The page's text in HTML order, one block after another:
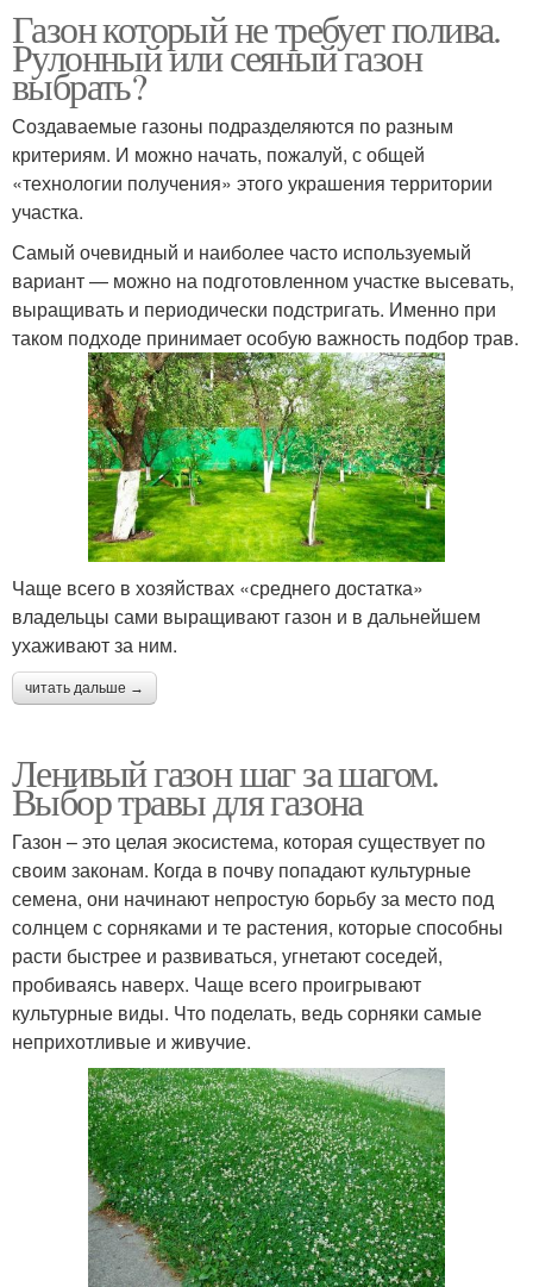
Газон который не требует полива.
Рулонный или сеяный газон
выбрать?
Создаваемые газоны подразделяются по разным
критериям. И можно начать, пожалуй, с общей
«технологии получения» этого украшения территории
участка.
Самый очевидный и наиболее часто используемый
вариант — можно на подготовленном участке высевать,
выращивать и периодически подстригать. Именно при
таком подходе принимает особую важность подбор трав.
Чаще всего в хозяйствах «среднего достатка»
владельцы сами выращивают газон и в дальнейшем
ухаживают за ним.
читать дальше →
Ленивый газон шаг за шагом.
Выбор травы для газона
Газон – это целая экосистема, которая существует по
своим законам. Когда в почву попадают культурные
семена, они начинают непростую борьбу за место под
солнцем с сорняками и те растения, которые способны
расти быстрее и развиваться, угнетают соседей,
пробиваясь наверх. Чаще всего проигрывают
культурные виды. Что поделать, ведь сорняки самые
неприхотливые и живучие.